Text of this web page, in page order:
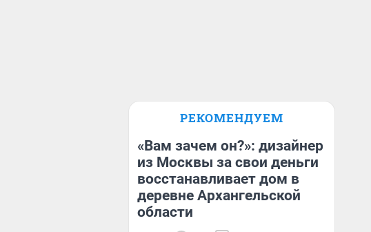
РЕКОМЕНДУЕМ
«Вам зачем он?»: дизайнер
из Москвы за свои деньги
восстанавливает дом в
деревне Архангельской
области